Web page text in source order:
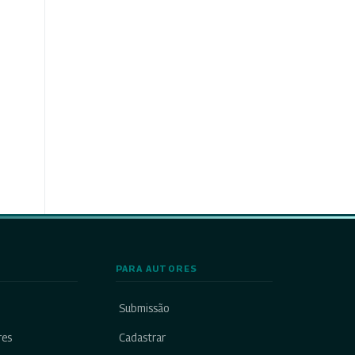
PARA AUTORES
Submissão
Cadastrar